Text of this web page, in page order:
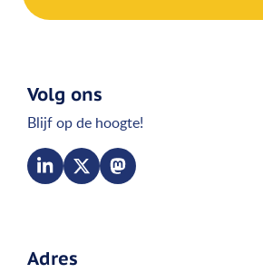
Volg ons
Blijf op de hoogte!
Adres